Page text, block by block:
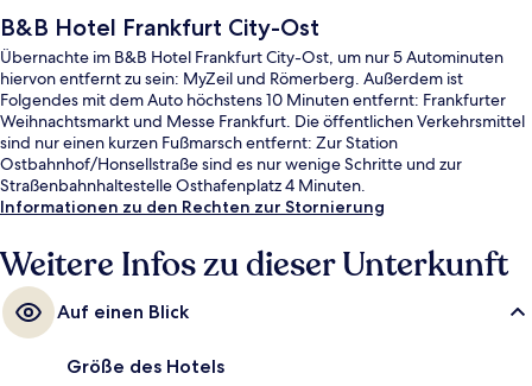
B&B Hotel Frankfurt City-Ost
Übernachte im B&B Hotel Frankfurt City-Ost, um nur 5 Autominuten
hiervon entfernt zu sein: MyZeil und Römerberg. Außerdem ist
Folgendes mit dem Auto höchstens 10 Minuten entfernt: Frankfurter
Weihnachtsmarkt und Messe Frankfurt. Die öffentlichen Verkehrsmittel
sind nur einen kurzen Fußmarsch entfernt: Zur Station
Ostbahnhof/Honsellstraße sind es nur wenige Schritte und zur
Straßenbahnhaltestelle Osthafenplatz 4 Minuten.
Informationen zu den Rechten zur Stornierung
Weitere Infos zu dieser Unterkunft
Auf einen Blick
Größe des Hotels